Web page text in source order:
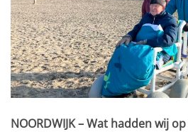
NOORDWIJK –Wat hadden wij